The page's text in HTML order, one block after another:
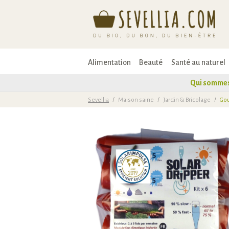
Alimentation Beauté Santé au naturel
Qui
Sevellia / Maison saine / Jardin & Bricolage /